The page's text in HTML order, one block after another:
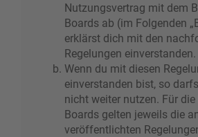
Nutzungsvertrag mit dem
Boards ab (im Folgenden
erklärst dich mit den
Regelungen einverstanden.
Wenn du mit diesen
einverstanden bist, so
nicht weiter nutzen. Für
Boards gelten jeweils die
veröffentlichten